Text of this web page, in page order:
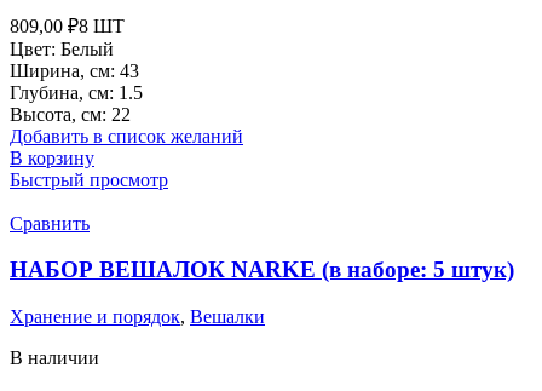
809,00 ₽8 ШТ
Цвет: Белый
Ширина, см: 43
Глубина, см: 1.5
Высота, см: 22
Добавить в список желаний
В корзину
Быстрый просмотр
Сравнить
НАБОР ВЕШАЛОК NARKE (в наборе: 5 штук)
Хранение и порядок, Вешалки
В наличии